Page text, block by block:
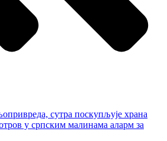
сутра поскупљује храна
у српским малинама аларм за